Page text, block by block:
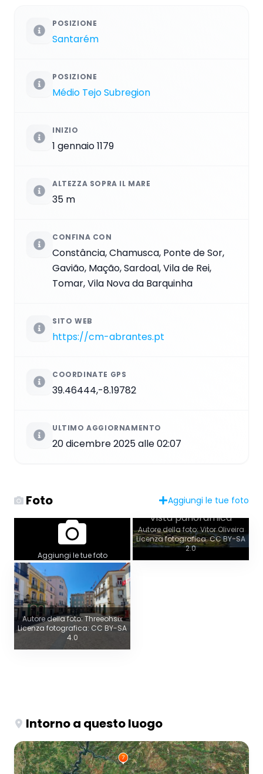
POSIZIONE
Santarém
POSIZIONE
Médio Tejo Subregion
INIZIO
1 gennaio 1179
ALTEZZA SOPRA IL MARE
35 m
CONFINA CON
Constância, Chamusca, Ponte de Sor,
Gavião, Mação, Sardoal, Vila de Rei,
Tomar, Vila Nova da Barquinha
SITO WEB
https://cm-abrantes.pt
COORDINATE GPS
39.46444,-8.19782
ULTIMO AGGIORNAMENTO
20 dicembre 2025 alle 02:07
Foto Aggiungi le tue foto
Aggiungi le tue foto
Vista panoramica
Autore della foto: Vitor Oliveira
Licenza fotografica: CC BY-SA
2.0
Autore della foto: Threeohsix
Licenza fotografica: CC BY-SA
4.0
Intorno a questo luogo